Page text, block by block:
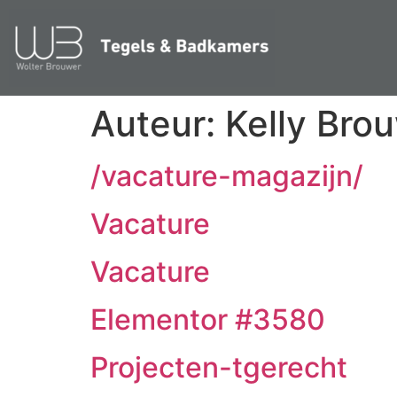
Auteur: Kelly
/vacature-magazijn/
Vacature
Vacature
Elementor #3580
Projecten-tgerecht